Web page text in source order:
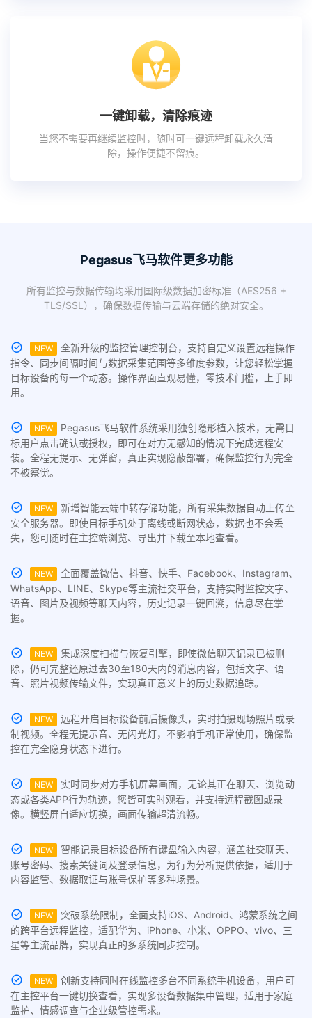
一键卸载，清除痕迹
当您不需要再继续监控时，随时可一键远程卸载永久清
除，操作便捷不留痕。
Pegasus飞马软件更多功能
所有监控与数据传输均采用国际级数据加密标准（AES256 +
TLS/SSL），确保数据传输与云端存储的绝对安全。
NEW
全新升级的监控管理控制台，支持自定义设置远程操作
指令、同步间隔时间与数据采集范围等多维度参数，让您轻松掌握
目标设备的每一个动态。操作界面直观易懂，零技术门槛，上手即
用。
NEW
Pegasus飞马软件系统采用独创隐形植入技术，无需目
标用户点击确认或授权，即可在对方无感知的情况下完成远程安
装。全程无提示、无弹窗，真正实现隐蔽部署，确保监控行为完全
不被察觉。
NEW
新增智能云端中转存储功能，所有采集数据自动上传至
安全服务器。即使目标手机处于离线或断网状态，数据也不会丢
失，您可随时在主控端浏览、导出并下载至本地查看。
NEW
全面覆盖微信、抖音、快手、Facebook、Instagram、
WhatsApp、LINE、Skype等主流社交平台，支持实时监控文字、
语音、图片及视频等聊天内容，历史记录一键回溯，信息尽在掌
握。
NEW
集成深度扫描与恢复引擎，即使微信聊天记录已被删
除，仍可完整还原过去30至180天内的消息内容，包括文字、语
音、照片视频传输文件，实现真正意义上的历史数据追踪。
NEW
远程开启目标设备前后摄像头，实时拍摄现场照片或录
制视频。全程无提示音、无闪光灯，不影响手机正常使用，确保监
控在完全隐身状态下进行。
NEW
实时同步对方手机屏幕画面，无论其正在聊天、浏览动
态或各类APP行为轨迹，您皆可实时观看，并支持远程截图或录
像。横竖屏自适应切换，画面传输超清流畅。
NEW
智能记录目标设备所有键盘输入内容，涵盖社交聊天、
账号密码、搜索关键词及登录信息，为行为分析提供依据，适用于
内容监管、数据取证与账号保护等多种场景。
NEW
突破系统限制，全面支持iOS、Android、鸿蒙系统之间
的跨平台远程监控，适配华为、iPhone、小米、OPPO、vivo、三
星等主流品牌，实现真正的多系统同步控制。
NEW
创新支持同时在线监控多台不同系统手机设备，用户可
在主控平台一键切换查看，实现多设备数据集中管理，适用于家庭
监护、情感调查与企业级管控需求。